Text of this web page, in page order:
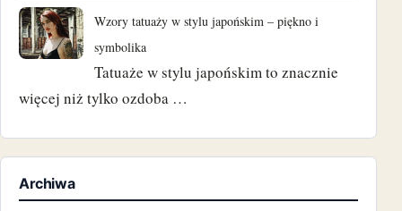
Wzory tatuaży w stylu japońskim – piękno i
symbolika
Tatuaże w stylu japońskim to znacznie
więcej niż tylko ozdoba …
Archiwa